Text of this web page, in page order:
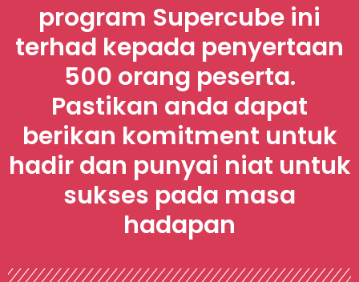
program Supercube ini
terhad kepada penyertaan
500 orang peserta.
Pastikan anda dapat
berikan komitment untuk
hadir dan punyai niat untuk
sukses pada masa
hadapan